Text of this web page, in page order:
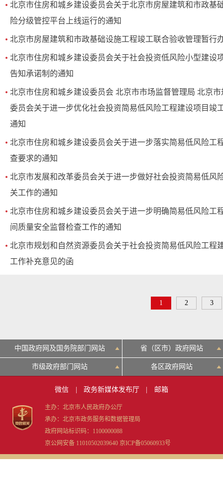
北京市住房和城乡建设委员会关于北京市房屋建筑和市政基
险分级管控平台上线运行的通知
北京市房屋建筑和市政基础设施工程竣工联合验收管理暂行
北京市住房和城乡建设委员会关于社会投资低风险小型建设
告知承诺制的通知
北京市住房和城乡建设委员会 北京市市场监督管理局 北京
委员会关于进一步优化社会投资简易低风险工程建设项目竣
通知
北京市住房和城乡建设委员会关于进一步落实简易低风险工
查要求的通知
北京市发展和改革委员会关于进一步做好社会投资简易低风
关工作的通知
北京市住房和城乡建设委员会关于进一步明确简易低风险工
间质量安全监督检查工作的通知
北京市规划和自然资源委员会关于社会投资简易低风险工程
工作补充意见的函
1 2 3
中国政府网及国务院部门网站 省（区市）政府网站
市级政府部门网站 各区政府网站
微信 政务新媒体发布厅 邮箱
主办：北京市人民政府办公厅
承办：北京市政务服务和数据管理局
政府网站标识码：1100000088
京公网安备 11010502039640 京ICP备05060933号